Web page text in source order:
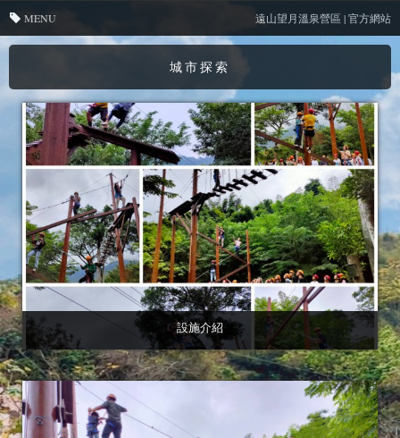
城市探索
設施介紹
MENU 遠山望月溫泉營區 | 官方網站